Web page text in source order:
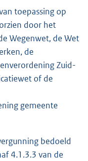
toepassing op
door het
Wegenwet, de Wet
de
Zuid-
of de
gemeente
bedoeld
4.1.3.3 van de